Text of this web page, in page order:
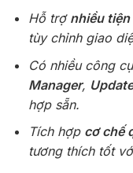
Hỗ trợ nhiều
tùy chỉnh giao
Có nhiều công
Manager,
hợp sẵn.
Tích hợp cơ chế
tương thích tốt